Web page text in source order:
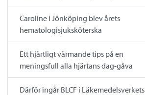
Caroline i Jönköping blev årets
hematologisjuksköterska
Ett hjärtligt värmande tips på en
meningsfull alla hjärtans dag-gåva
Därför ingår BLCF i Läkemedelsverkets